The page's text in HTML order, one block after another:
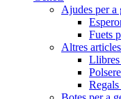
Ajudes per a
Fuets
Altres
Llibres
Regals